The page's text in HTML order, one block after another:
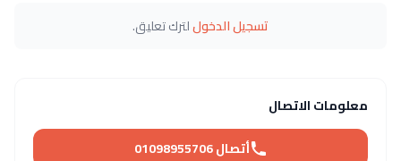
تسجيل الدخوللترك تعليق.
معلومات الاتصال
أتصال 01098955706